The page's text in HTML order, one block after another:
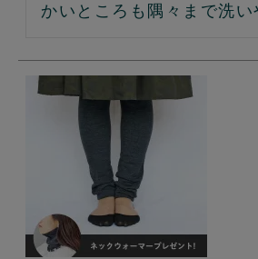
かいところも隅々まで洗い